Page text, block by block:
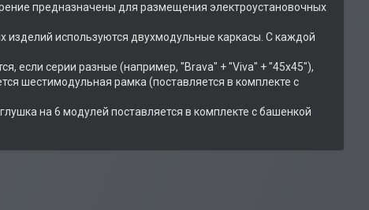
предназначены для размещения электроустановочных
используются двухмодульные каркасы. С каждой
если серии разные (например, "Brava" + "Viva" + "45х45"),
шестимодульная рамка (поставляется в комплекте с
на 6 модулей поставляется в комплекте с башенкой